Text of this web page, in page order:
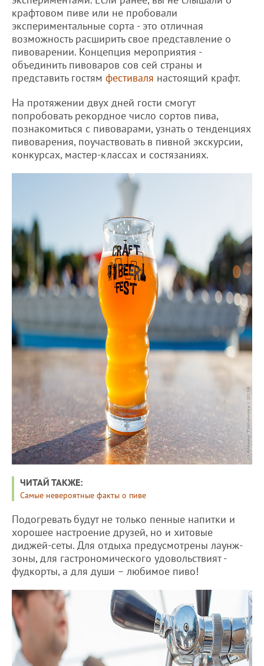
крафтовом пиве или не пробовали
экспериментальные сорта - это отличная
возможность расширить свое представление о
пивоварении. Концепция мероприятия -
объединить пивоваров сов сей страны и
представить гостям фестиваля настоящий крафт.
На протяжении двух дней гости смогут
попробовать рекордное число сортов пива,
познакомиться с пивоварами, узнать о тенденциях
пивоварения, поучаствовать в пивной экскурсии,
конкурсах, мастер-классах и состязаниях.
ЧИТАЙ ТАКЖЕ:
Самые невероятные факты о пиве
Подогревать будут не только пенные напитки и
хорошее настроение друзей, но и хитовые
диджей-сеты. Для отдыха предусмотрены лаунж-
зоны, для гастрономического удовольствият -
фудкорты, а для души – любимое пиво!